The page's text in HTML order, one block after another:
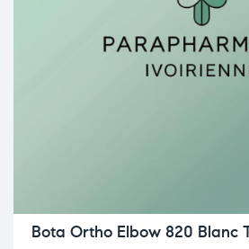
Bota Ortho Elbow 820 Blanc